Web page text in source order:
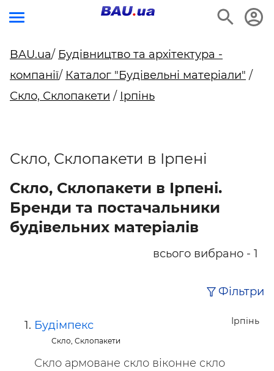
BAU.ua/ Будівництво та архітектура -
компанії/ Каталог "Будівельні матеріали" /
Скло, Склопакети / Ірпінь
Скло, Склопакети в Ірпені
Скло, Склопакети в Ірпені.
Бренди та постачальники
будівельних матеріалів
всього вибрано - 1
Фільтри
Ірпінь
Будімпекс
Скло, Склопакети
Скло армоване скло віконне скло